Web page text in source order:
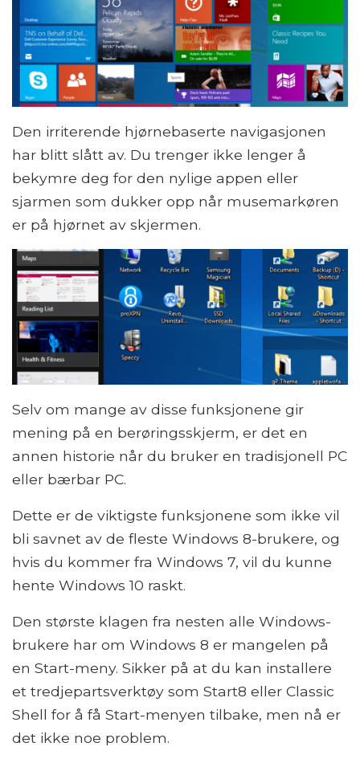
Den irriterende hjørnebaserte navigasjonen
har blitt slått av. Du trenger ikke lenger å
bekymre deg for den nylige appen eller
sjarmen som dukker opp når musemarkøren
er på hjørnet av skjermen.
Selv om mange av disse funksjonene gir
mening på en berøringsskjerm, er det en
annen historie når du bruker en tradisjonell PC
eller bærbar PC.
Dette er de viktigste funksjonene som ikke vil
bli savnet av de fleste Windows 8-brukere, og
hvis du kommer fra Windows 7, vil du kunne
hente Windows 10 raskt.
Den største klagen fra nesten alle Windows-
brukere har om Windows 8 er mangelen på
en Start-meny. Sikker på at du kan installere
et tredjepartsverktøy som Start8 eller Classic
Shell for å få Start-menyen tilbake, men nå er
det ikke noe problem.